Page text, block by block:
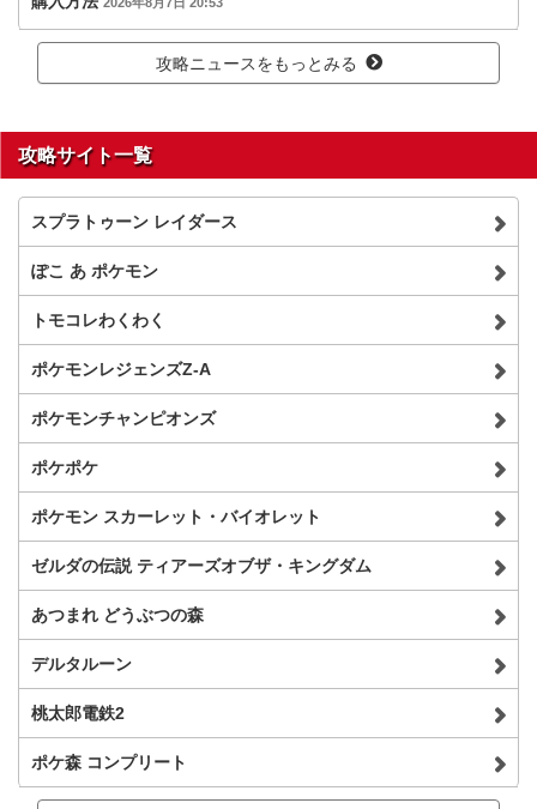
攻略ニュースをもっとみる
攻略サイト一覧
スプラトゥーン レイダース
ぽこ あ ポケモン
トモコレわくわく
ポケモンレジェンズZ-A
ポケモンチャンピオンズ
ポケポケ
ポケモン スカーレット・バイオレット
ゼルダの伝説 ティアーズオブザ・キングダム
あつまれ どうぶつの森
デルタルーン
桃太郎電鉄2
ポケ森 コンプリート